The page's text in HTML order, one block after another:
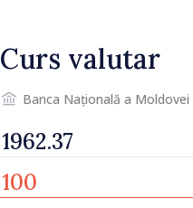
Curs valutar
Banca Națională a Moldovei